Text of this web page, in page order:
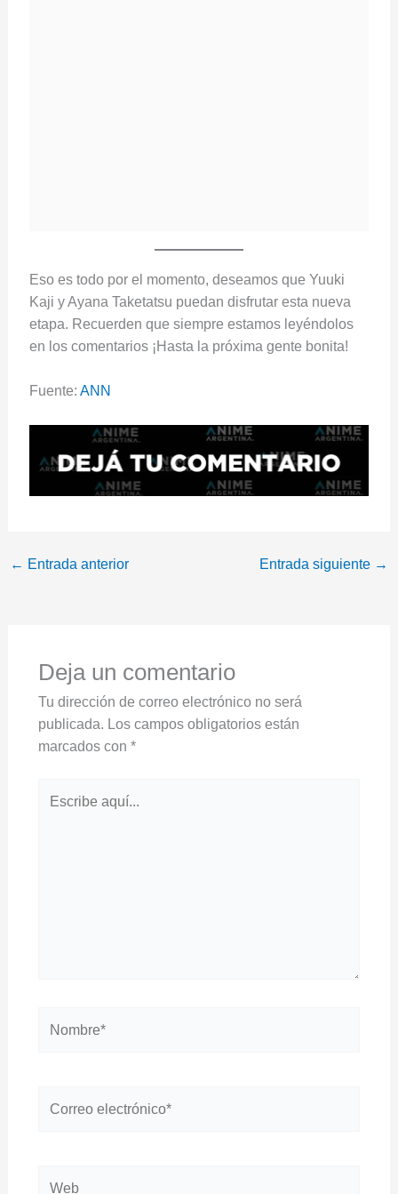
Eso es todo por el momento, deseamos que Yuuki
Kaji y Ayana Taketatsu puedan disfrutar esta nueva
etapa. Recuerden que siempre estamos leyéndolos
en los comentarios ¡Hasta la próxima gente bonita!
Fuente: ANN
← Entrada anterior Entrada siguiente →
Deja un comentario
Tu dirección de correo electrónico no será
publicada. Los campos obligatorios están
marcados con *
aquí...
electrónico*